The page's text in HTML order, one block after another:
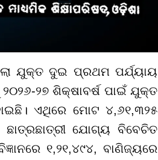
ଯୁକ୍ତ ଦୁଇ ପ୍ରଥମ ପର୍ଯ୍ୟାୟ
୨୭ ଶିକ୍ଷାବର୍ଷ ପାଇଁ ଯୁକ୍ତ
ଏଥିରେ ମୋଟ ୪,୬୧,୩୨୫
ଯୋଗ୍ୟ ବିବେଚିତ
୧,୨୧,୪୯୪, ବାଣିଜ୍ୟରେ